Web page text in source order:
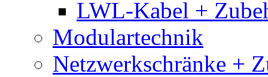
LWL-Kabel +
Modulartechnik
Netzwerkschränke +